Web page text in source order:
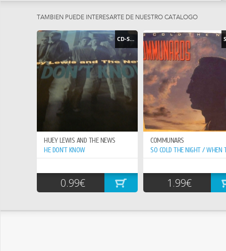
TAMBIEN PUEDE INTERESARTE DE NUESTRO CATÁLOGO
CD-SINGLE
HUEY LEWIS AND THE NEWS
HE DON`T KNOW
0.99€
COMMUNARS
1.99€